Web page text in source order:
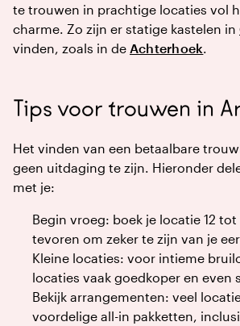
te trouwen in prachtige locaties vol
charme. Zo zijn er statige kastelen in
vinden, zoals in de Achterhoek.
Tips voor trouwen in
Het vinden van een betaalbare
geen uitdaging te zijn. Hieronder
met je:
Begin vroeg: boek je locatie 12
tevoren om zeker te zijn van je
Kleine locaties: voor intieme
locaties vaak goedkoper en even
Bekijk arrangementen: veel
voordelige all-in pakketten,